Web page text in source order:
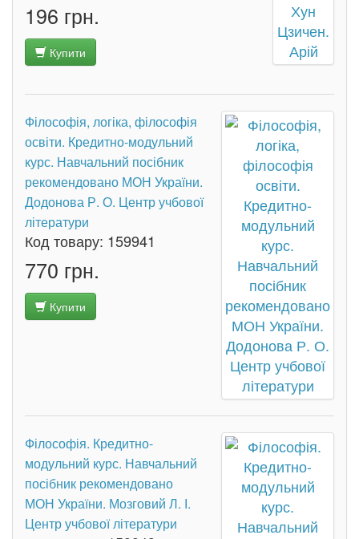
196 грн.
Купити
Філософія, логіка, філософія
освіти. Кредитно-модульний
курс. Навчальний посібник
рекомендовано МОН України.
Додонова Р. О. Центр учбової
літератури
Код товару: 159941
770 грн.
Купити
Філософія. Кредитно-
модульний курс. Навчальний
посібник рекомендовано
МОН України. Мозговий Л. І.
Центр учбової літератури